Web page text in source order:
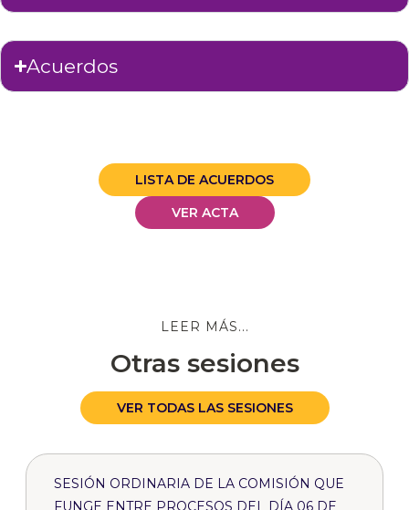
Acuerdos
LISTA DE ACUERDOS
VER ACTA
LEER MÁS...
Otras sesiones
VER TODAS LAS SESIONES
SESIÓN ORDINARIA DE LA COMISIÓN QUE
FUNGE ENTRE PROCESOS DEL DÍA 06 DE